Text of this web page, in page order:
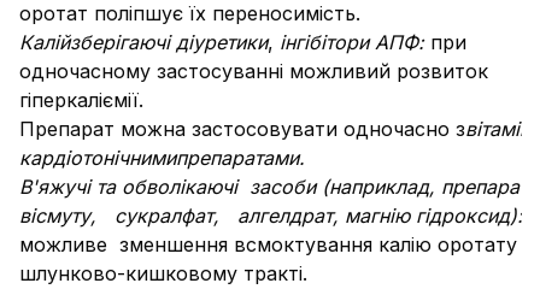
оротат поліпшує їх переносимість.
Калійзберігаючі діуретики, інгібітори АПФ: при
одночасному застосуванні можливий розвиток
гіперкаліємії.
Препарат можна застосовувати одночасно з
кардіотонічнимипрепаратами.
В'яжучі та обволікаючі засоби (наприклад, препарати
вісмуту,
сукралфат, алгелдрат, магнію гідроксид):
можливе зменшення всмоктування калію оротату у
шлунково-кишковому тракті.